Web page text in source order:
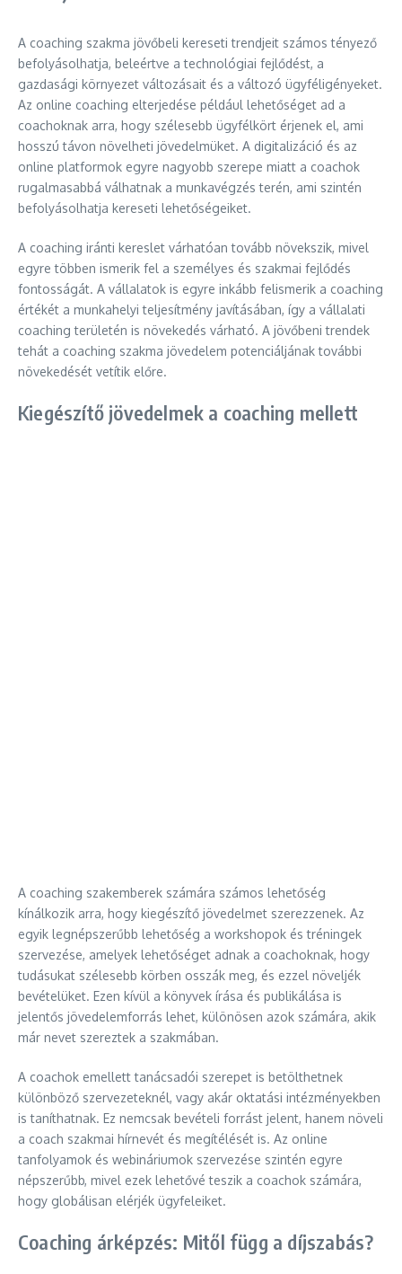
A coaching szakma jövőbeli kereseti trendjeit számos tényező
befolyásolhatja, beleértve a technológiai fejlődést, a
gazdasági környezet változásait és a változó ügyféligényeket.
Az online coaching elterjedése például lehetőséget ad a
coachoknak arra, hogy szélesebb ügyfélkört érjenek el, ami
hosszú távon növelheti jövedelmüket. A digitalizáció és az
online platformok egyre nagyobb szerepe miatt a coachok
rugalmasabbá válhatnak a munkavégzés terén, ami szintén
befolyásolhatja kereseti lehetőségeiket.
A coaching iránti kereslet várhatóan tovább növekszik, mivel
egyre többen ismerik fel a személyes és szakmai fejlődés
fontosságát. A vállalatok is egyre inkább felismerik a coaching
értékét a munkahelyi teljesítmény javításában, így a vállalati
coaching területén is növekedés várható. A jövőbeni trendek
tehát a coaching szakma jövedelem potenciáljának további
növekedését vetítik előre.
Kiegészítő jövedelmek a coaching mellett
A coaching szakemberek számára számos lehetőség
kínálkozik arra, hogy kiegészítő jövedelmet szerezzenek. Az
egyik legnépszerűbb lehetőség a workshopok és tréningek
szervezése, amelyek lehetőséget adnak a coachoknak, hogy
tudásukat szélesebb körben osszák meg, és ezzel növeljék
bevételüket. Ezen kívül a könyvek írása és publikálása is
jelentős jövedelemforrás lehet, különösen azok számára, akik
már nevet szereztek a szakmában.
A coachok emellett tanácsadói szerepet is betölthetnek
különböző szervezeteknél, vagy akár oktatási intézményekben
is taníthatnak. Ez nemcsak bevételi forrást jelent, hanem növeli
a coach szakmai hírnevét és megítélését is. Az online
tanfolyamok és webináriumok szervezése szintén egyre
népszerűbb, mivel ezek lehetővé teszik a coachok számára,
hogy globálisan elérjék ügyfeleiket.
Coaching árképzés: Mitől függ a díjszabás?